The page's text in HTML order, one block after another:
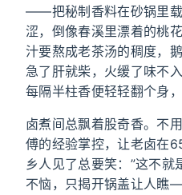
——把秘制香料在砂锅里
涩，倒像春溪里漂着的桃
汁要熬成老茶汤的稠度，
急了肝就柴，火缓了味不
每隔半柱香便轻轻翻个身
卤煮间总飘着股奇香。不
傅的经验掌控，让老卤在
乡人见了总要笑：”这不就
不恼，只揭开锅盖让人瞧